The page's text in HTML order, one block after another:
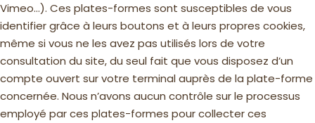
Vimeo…). Ces plates-formes sont susceptibles de vous
identifier grâce à leurs boutons et à leurs propres cookies,
même si vous ne les avez pas utilisés lors de votre
consultation du site, du seul fait que vous disposez d’un
compte ouvert sur votre terminal auprès de la plate-forme
concernée. Nous n’avons aucun contrôle sur le processus
employé par ces plates-formes pour collecter ces